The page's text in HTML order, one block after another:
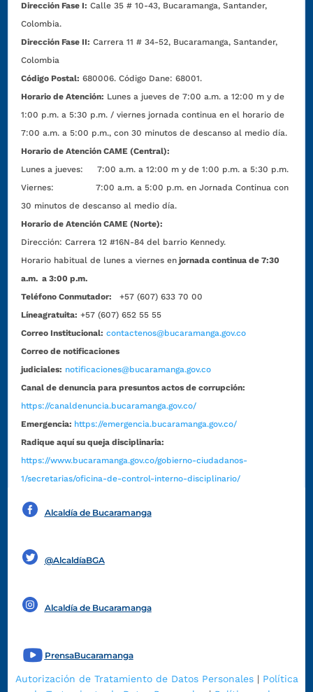
Dirección Fase I: Calle 35 # 10-43, Bucaramanga, Santander,
Colombia.
Dirección Fase II: Carrera 11 # 34-52, Bucaramanga, Santander,
Colombia
Código Postal: 680006. Código Dane: 68001.
Horario de Atención: Lunes a jueves de 7:00 a.m. a 12:00 m y de
1:00 p.m. a 5:30 p.m. / viernes jornada continua en el horario de
7:00 a.m. a 5:00 p.m., con 30 minutos de descanso al medio día.
Horario de Atención CAME (Central):
Lunes a jueves: 7:00 a.m. a 12:00 m y de 1:00 p.m. a 5:30 p.m.
Viernes: 7:00 a.m. a 5:00 p.m. en Jornada Continua con
30 minutos de descanso al medio día.
Horario de Atención CAME (Norte):
Dirección:Carrera 12 #16N-84 del barrio Kennedy.
Horario habitual de lunes a viernes en jornada continua de 7:30
a.m. a 3:00 p.m.
Teléfono Conmutador:
+57 (607) 633 70 00
Líneagratuita: +57 (607) 652 55 55
Correo Institucional: contactenos@bucaramanga.gov.co
Correo de notificaciones
judiciales: notificaciones@bucaramanga.gov.co
Canal de denuncia para presuntos actos de corrupción:
https://canaldenuncia.bucaramanga.gov.co/
Emergencia: https://emergencia.bucaramanga.gov.co/
Radique aquí su queja disciplinaria:
https://www.bucaramanga.gov.co/gobierno-ciudadanos-
1/secretarias/oficina-de-control-interno-disciplinario/
Alcaldía de Bucaramanga
@AlcaldíaBGA
Alcaldía de Bucaramanga
PrensaBucaramanga
Autorización de Tratamiento de Datos Personales| Política